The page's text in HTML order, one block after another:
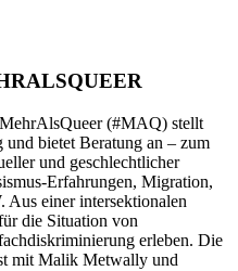
(#MAQ) stellt
bietet Beratung an – zum
und geschlechtlicher
Erfahrungen, Migration,
einer intersektionalen
die Situation von
erleben. Die
mit Malik Metwally und